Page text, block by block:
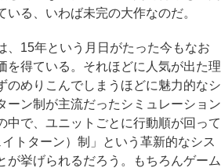
る、いわば未完の大作なのだ。
15年という月日がたった今もなお
を得ている。それほどに人気が出た理
のめりこんでしまうほどに魅力的なシ
ーン制が主流だったシミュレーション
中で、ユニットごとに行動順が回って
トターン）制」という革新的なシス
が挙げられるだろう。もちろんゲーム